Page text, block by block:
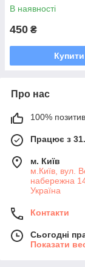
В наявності
450 ₴
Купити
Про нас
100%
Працює з
м. Київ
м.Київ, вул.
набережна
Україна
Контакти
Сьогодні
Показати